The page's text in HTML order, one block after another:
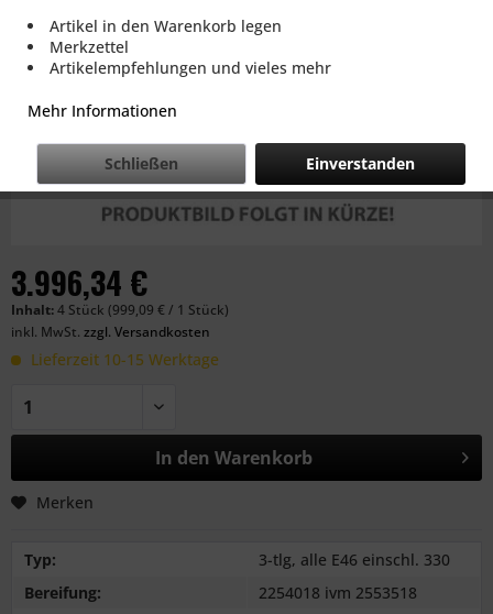
3.996,34 €
Inhalt:4 Stück (999,09 € / 1 Stück)
inkl. MwSt. zzgl. Versandkosten
Lieferzeit 10-15 Werktage
In den Warenkorb
Merken
Typ:
3-tlg, alle E46 einschl. 330
Bereifung:
2254018 ivm 2553518
Artikel in den Warenkorb legen
Merkzettel
Artikelempfehlungen und vieles mehr
Mehr Informationen
Einverstanden
Schließen